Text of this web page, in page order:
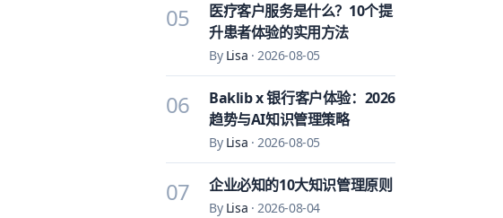
05
医疗客户服务是什么？10个提
升患者体验的实用方法
By Lisa ·2026-08-05
06
Baklib x 银行客户体验：2026
趋势与AI知识管理策略
By Lisa ·2026-08-05
07 企业必知的10大知识管理原则
By Lisa ·2026-08-04